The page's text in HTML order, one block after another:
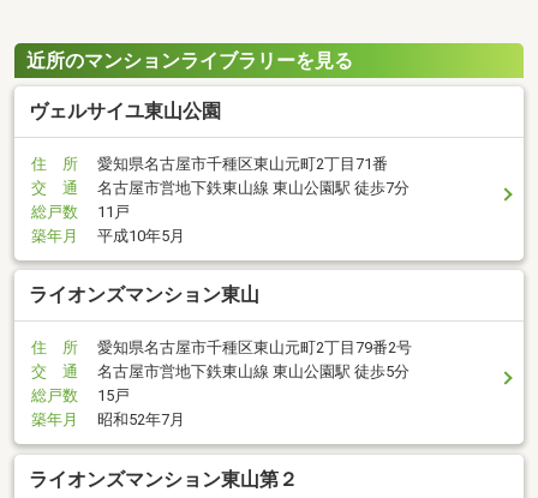
近所のマンションライブラリーを見る
ヴェルサイユ東山公園
住 所
愛知県名古屋市千種区東山元町2丁目71番
交 通
名古屋市営地下鉄東山線 東山公園駅 徒歩7分
総戸数
11戸
築年月
平成10年5月
ライオンズマンション東山
住 所
愛知県名古屋市千種区東山元町2丁目79番2号
交 通
名古屋市営地下鉄東山線 東山公園駅 徒歩5分
総戸数
15戸
築年月
昭和52年7月
ライオンズマンション東山第２